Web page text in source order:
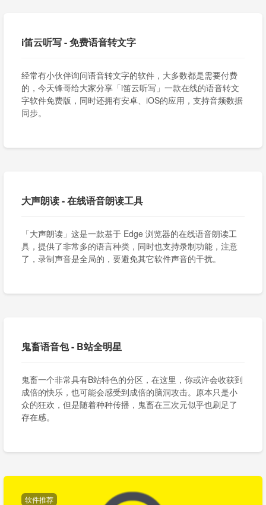
i笛云听写 - 免费语音转文字
经常有小伙伴询问语音转文字的软件，大多数都是需要付费
的，今天锋哥给大家分享「i笛云听写」一款在线的语音转文
字软件免费版，同时还拥有安卓、iOS的应用，支持音频数据
同步。
大声朗读 - 在线语音朗读工具
「大声朗读」这是一款基于 Edge 浏览器的在线语音朗读工
具，提供了非常多的语言种类，同时也支持录制功能，注意
了，录制声音是全局的，要避免其它软件声音的干扰。
鬼畜语音包 - B站全明星
鬼畜一个非常具有B站特色的分区，在这里，你或许会收获到
成倍的快乐，也可能会感受到成倍的脑洞攻击。原本只是小
众的狂欢，但是随着种种传播，鬼畜在三次元似乎也刷足了
存在感。
软件推荐